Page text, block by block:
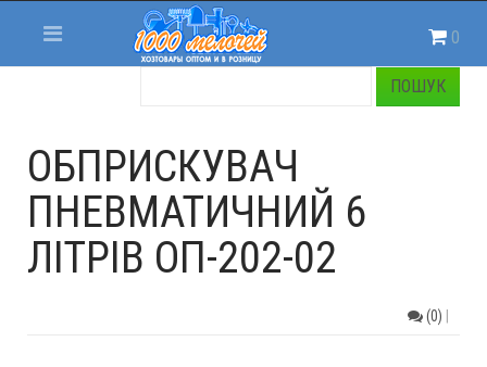
0
ОБПРИСКУВАЧ
ПНЕВМАТИЧНИЙ 6
ЛІТРІВ ОП-202-02
(0)